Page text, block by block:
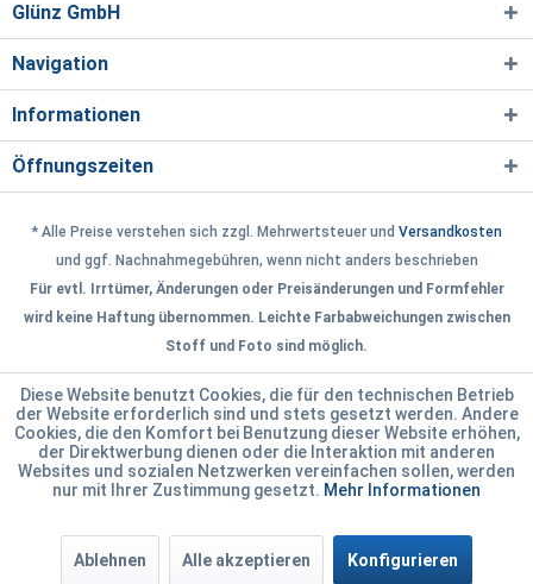
Glünz GmbH
Navigation
Informationen
Öffnungszeiten
* Alle Preise verstehen sich zzgl. Mehrwertsteuer und Versandkosten
und ggf. Nachnahmegebühren, wenn nicht anders beschrieben
Für evtl. Irrtümer, Änderungen oder Preisänderungen und Formfehler
wird keine Haftung übernommen. Leichte Farbabweichungen zwischen
Stoff und Foto sind möglich.
Diese Website benutzt Cookies, die für den technischen Betrieb
der Website erforderlich sind und stets gesetzt werden. Andere
Cookies, die den Komfort bei Benutzung dieser Website erhöhen,
der Direktwerbung dienen oder die Interaktion mit anderen
Websites und sozialen Netzwerken vereinfachen sollen, werden
nur mit Ihrer Zustimmung gesetzt. Mehr Informationen
Ablehnen Alle akzeptieren Konfigurieren